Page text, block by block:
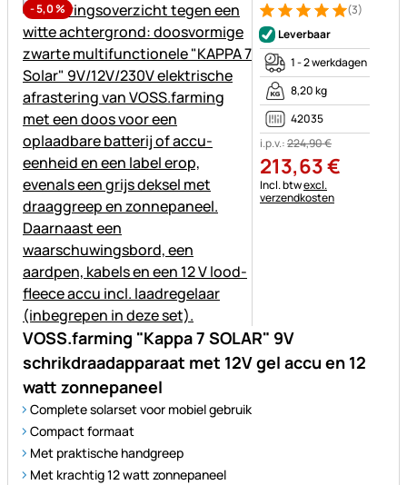
-5,0%
VOSS.farming "Kappa 7 SOLAR" 9V
schrikdraadapparaat met 12V gel accu en 12
watt zonnepaneel
Complete solarset voor mobiel gebruik
Compact formaat
Met praktische handgreep
Met krachtig 12 watt zonnepaneel
Beoordeling: 5 van 5 (3
3 Bewertungen
(3)
Leverbaar
1 - 2 werkdagen
8,20 kg
42035
i.p.v.:224,90€
213,63€
Belastinginformatie:
Incl. btwexcl.
verzendkosten